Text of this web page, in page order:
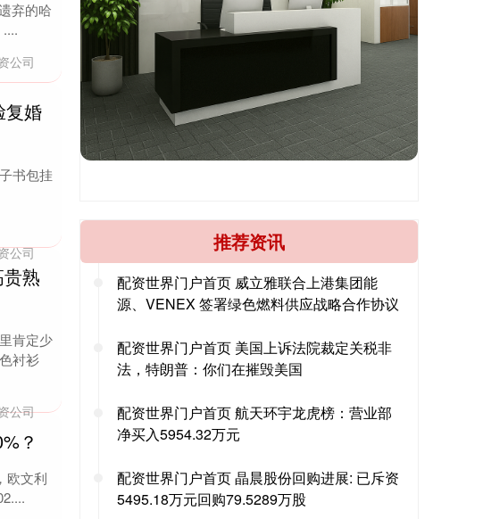
弃的哈
公司
复婚
书包挂
公司
熟
肯定少
衬衫
公司
？
欧文利
推荐资讯
配资世界门户首页 威立雅联合上港集团能
源、VENEX 签署绿色燃料供应战略合作协议
配资世界门户首页 美国上诉法院裁定关税非
法，特朗普：你们在摧毁美国
配资世界门户首页 航天环宇龙虎榜：营业部
净买入5954.32万元
配资世界门户首页 晶晨股份回购进展: 已斥资
5495.18万元回购79.5289万股